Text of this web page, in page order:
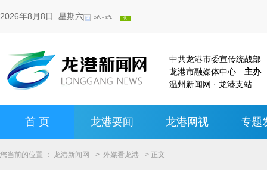
2026年8月8日 星期六
中共龙港市委宣传统战
龙港市融媒体中心 主办
温州新闻网 · 龙港支站
首 页 龙港要闻 龙港网视 专题
您当前的位置 ： 龙港新闻网 -> 外媒看龙港 -> 正文